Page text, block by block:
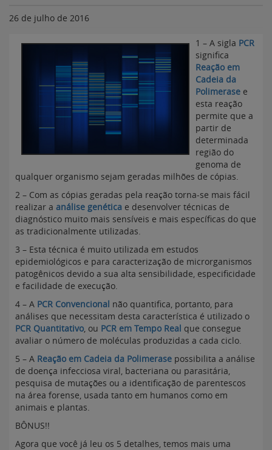
26 de julho de 2016
1 – A sigla PCR
significa
Reação em
Cadeia da
Polimerase e
esta reação
permite que a
partir de
determinada
região do
genoma de
qualquer organismo sejam geradas milhões de cópias.
2 – Com as cópias geradas pela reação torna-se mais fácil
realizar a análise genética e desenvolver técnicas de
diagnóstico muito mais sensíveis e mais específicas do que
as tradicionalmente utilizadas.
3 – Esta técnica é muito utilizada em estudos
epidemiológicos e para caracterização de microrganismos
patogênicos devido a sua alta sensibilidade, especificidade
e facilidade de execução.
4 – A PCR Convencional não quantifica, portanto, para
análises que necessitam desta característica é utilizado o
PCR Quantitativo, ou PCR em Tempo Real que consegue
avaliar o número de moléculas produzidas a cada ciclo.
5 – A Reação em Cadeia da Polimerase possibilita a análise
de doença infecciosa viral, bacteriana ou parasitária,
pesquisa de mutações ou a identificação de parentescos
na área forense, usada tanto em humanos como em
animais e plantas.
BÔNUS!!
Agora que você já leu os 5 detalhes, temos mais uma